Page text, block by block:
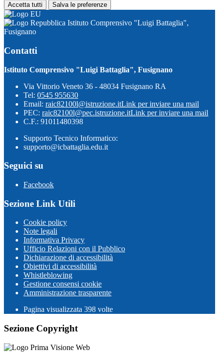
Accetta tutti Salva le preferenze
Istituto Comprensivo "Luigi Battaglia",
Fusignano
Contatti
Istituto Comprensivo "Luigi Battaglia", Fusignano
Via Vittorio Veneto 36 - 48034 Fusignano RA
Tel: 0545 955630
Email: raic82100l@istruzione.itLink per inviare una mail
PEC: raic82100l@pec.istruzione.itLink per inviare una mail
C.F.: 91011480398
Supporto Tecnico Informatico:
supporto@icbattaglia.edu.it
Seguici su
Facebook
Sezione Link Utili
Cookie policy
Note legali
Informativa Privacy
Ufficio Relazioni con il Pubblico
Dichiarazione di accessibilità
Obiettivi di accessibilità
Whistleblowing
Gestione consensi cookie
Amministrazione trasparente
Pagina visualizzata 398 volte
Sezione Copyright